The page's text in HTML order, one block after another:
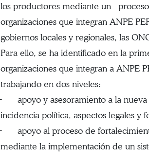
los productores mediante un
organizaciones que integran ANPE
gobiernos locales y regionales, las
Para ello, se ha identificado en la
organizaciones que integran a ANPE
trabajando en dos niveles:
apoyo y asesoramiento a la nueva
incidencia política, aspectos legales y
apoyo al proceso de fortalecimiento
mediante la implementación de un